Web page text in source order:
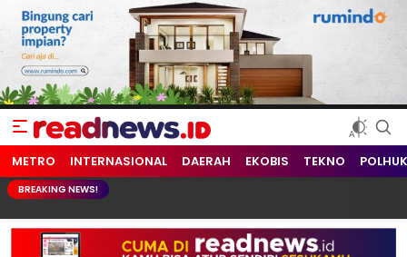
readnews.id
Berita Terkini, Update Terbaru Hari ini dari Indonesia dan Dunia
METRO INTERNASIONAL DAERAH EKOBIS TEKNO
BREAKING NEWS!